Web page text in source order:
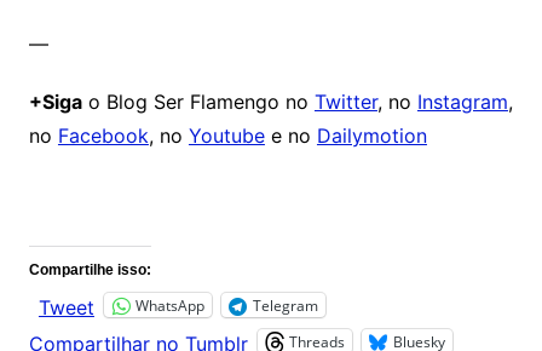
—
+Sigao Blog Ser Flamengo no Twitter, no Instagram,
no Facebook, no Youtubee no Dailymotion
Compartilhe isso:
Tweet WhatsApp Telegram
Compartilhar no Tumblr Threads Bluesky